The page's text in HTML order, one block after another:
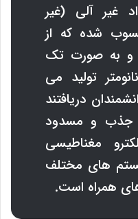
غیر آلی (غیر
شده که از
و به صورت تک
تولید می
دریافتند
جذب و مسدود
مغناطیسی
های مختلف
همراه است.